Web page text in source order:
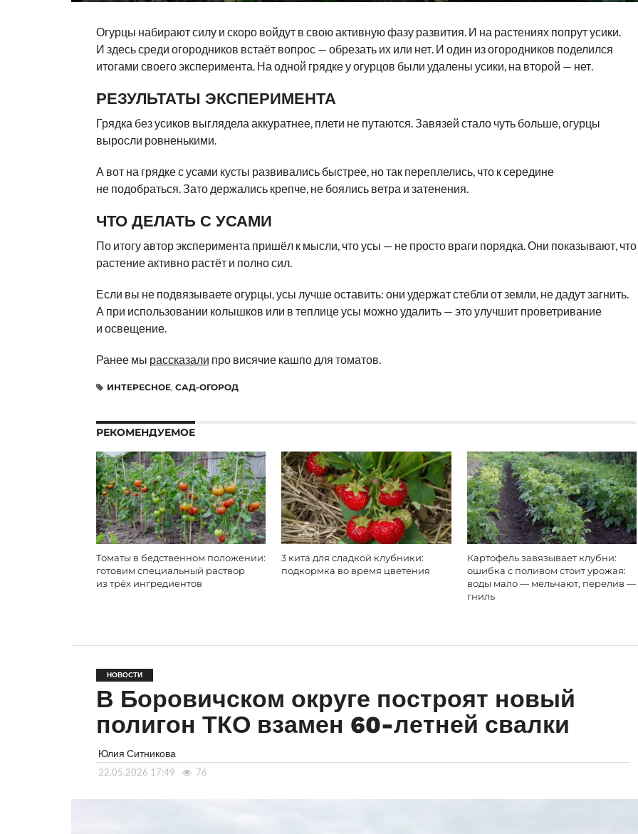
Огурцы набирают силу и скоро войдут в свою активную фазу развития. И на растениях попрут усики.
И здесь среди огородников встаёт вопрос — обрезать их или нет. И один из огородников поделился
итогами своего эксперимента. На одной грядке у огурцов были удалены усики, на второй — нет.
РЕЗУЛЬТАТЫ ЭКСПЕРИМЕНТА
Грядка без усиков выглядела аккуратнее, плети не путаются. Завязей стало чуть больше, огурцы
выросли ровненькими.
А вот на грядке с усами кусты развивались быстрее, но так переплелись, что к середине
не подобраться. Зато держались крепче, не боялись ветра и затенения.
ЧТО ДЕЛАТЬ С УСАМИ
По итогу автор эксперимента пришёл к мысли, что усы — не просто враги порядка. Они показывают, что
растение активно растёт и полно сил.
Если вы не подвязываете огурцы, усы лучше оставить: они удержат стебли от земли, не дадут загнить.
А при использовании колышков или в теплице усы можно удалить — это улучшит проветривание
и освещение.
Ранее мы рассказали про висячие кашпо для томатов.
ИНТЕРЕСНОЕ, САД-ОГОРОД
РЕКОМЕНДУЕМОЕ
Томаты в бедственном положении:
готовим специальный раствор
из трёх ингредиентов
3 кита для сладкой клубники:
подкормка во время цветения
Картофель завязывает клубни:
ошибка с поливом стоит урожая:
воды мало — мельчают, перелив —
гниль
НОВОСТИ
В Боровичском округе построят новый
полигон ТКО взамен 60-летней свалки
Юлия Ситникова
22.05.2026 17:49 76